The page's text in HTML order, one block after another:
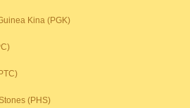
Kina (PGK)
(PHS)